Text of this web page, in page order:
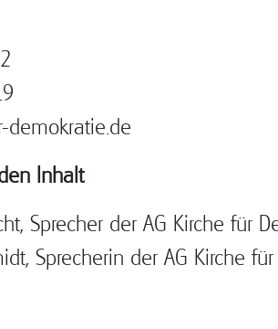
demokratie.de
Inhalt
Sprecher der AG Kirche für
Sprecherin der AG Kirche